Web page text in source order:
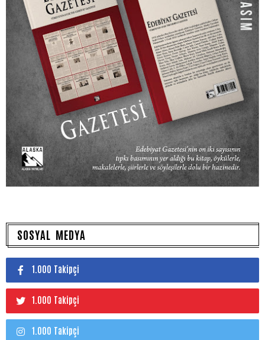
SOSYAL MEDYA
1.000 Takipçi
1.000 Takipçi
1.000 Takipçi